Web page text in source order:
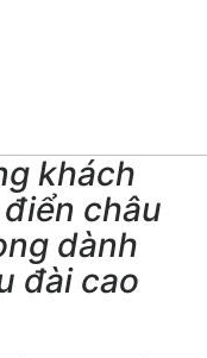
khách
châu
dành
đài cao